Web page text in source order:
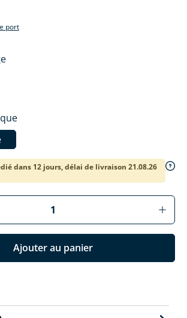
port
dans 12 jours, délai de livraison 21.08.26
Gib den gewünschten
Ajouter au panier